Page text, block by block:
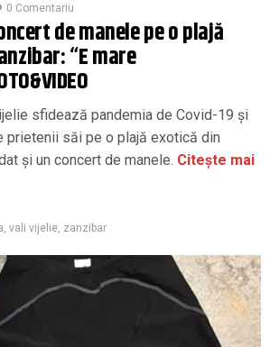
0 Comentariu
de manele pe o plajă
“E mare
sfidează pandemia de Covid-19 și
prietenii săi pe o plajă exotică din
și un concert de manele. Citește mai
vali vijelie zanzibar